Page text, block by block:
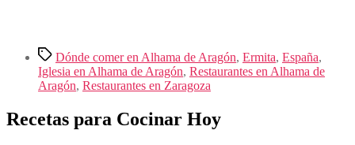
Etiquetas
Dónde comer en Alhama de Aragón, Ermita, España,
Iglesia en Alhama de Aragón, Restaurantes en Alhama de
Aragón, Restaurantes en Zaragoza
Recetas para Cocinar Hoy